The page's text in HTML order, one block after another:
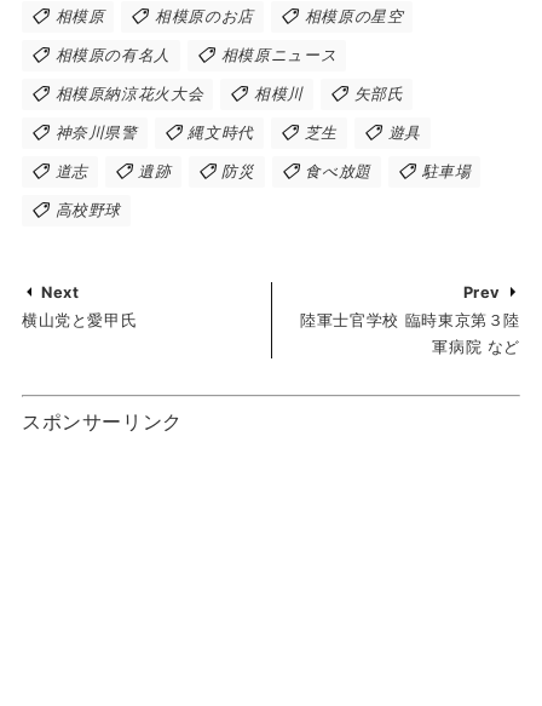
相模原 相模原のお店 相模原の星空
相模原の有名人 相模原ニュース
相模原納涼花火大会 相模川 矢部氏
神奈川県警 縄文時代 芝生 遊具
道志 遺跡 防災 食べ放題 駐車場
高校野球
Next
横山党と愛甲氏
Prev
陸軍士官学校 臨時東京第３陸
軍病院 など
スポンサーリンク